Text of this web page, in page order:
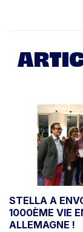
STELLA A
1000ÈME VIE
ALLEMAGNE !